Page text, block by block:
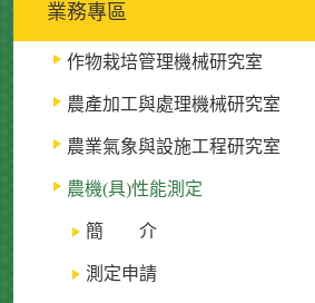
業務專區
作物栽培管理機械研究室
農產加工與處理機械研究室
農業氣象與設施工程研究室
農機(具)性能測定
簡 介
測定申請